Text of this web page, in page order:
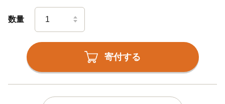
数量
寄付する